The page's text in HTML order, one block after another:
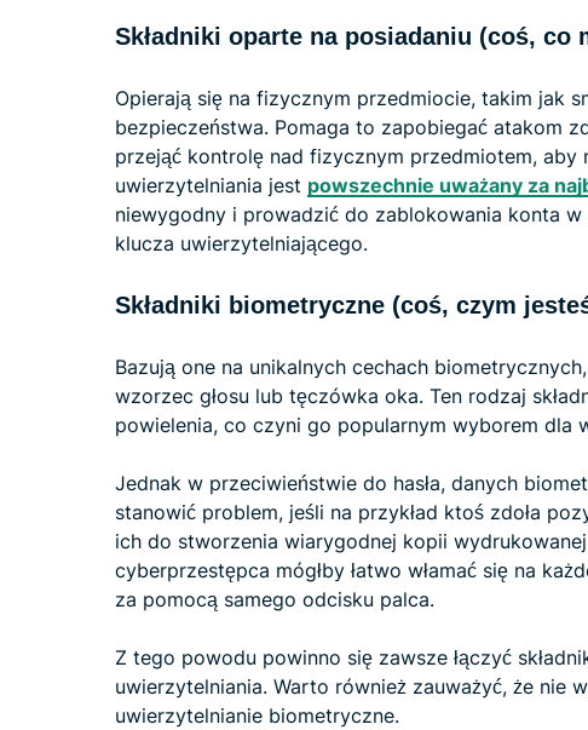
Składniki oparte na posiadaniu (coś, co
Opierają się na fizycznym przedmiocie, takim jak
bezpieczeństwa. Pomaga to zapobiegać atakom
przejąć kontrolę nad fizycznym przedmiotem, aby
uwierzytelniania jest powszechnie uważany za
niewygodny i prowadzić do zablokowania konta
klucza uwierzytelniającego.
Składniki biometryczne (coś, czym
Bazują one na unikalnych cechach
wzorzec głosu lub tęczówka oka. Ten rodzaj
powielenia, co czyni go popularnym wyborem dla
Jednak w przeciwieństwie do hasła, danych
stanowić problem, jeśli na przykład ktoś zdoła
ich do stworzenia wiarygodnej kopii
cyberprzestępca mógłby łatwo włamać się na
za pomocą samego odcisku palca.
Z tego powodu powinno się zawsze łączyć
uwierzytelniania. Warto również zauważyć, że nie
uwierzytelnianie biometryczne.